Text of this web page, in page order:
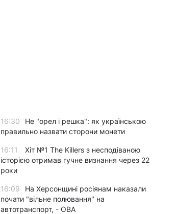
16:30
Не "орел і решка": як українською
правильно назвати сторони монети
16:11
Хіт №1 The Killers з несподіваною
історією отримав гучне визнання через 22
роки
16:09
На Херсонщині росіянам наказали
почати "вільне полювання" на
автотранспорт, - ОВА